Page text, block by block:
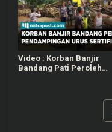
Video : Korban Banjir
Bandang Pati Peroleh